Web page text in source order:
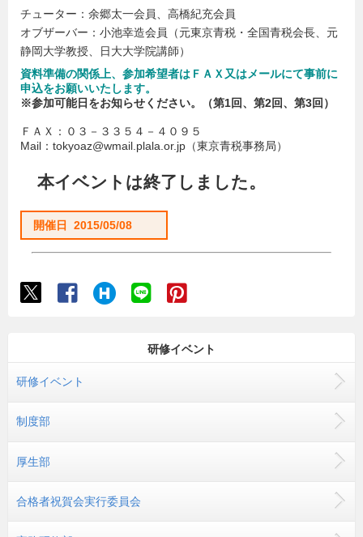
チューター：余郷太一会員、高橋紀充会員
オブザーバー：小池幸造会員（元東京青税・全国青税会長、元
静岡大学教授、日大大学院講師）
資料準備の関係上、参加希望者はＦＡＸ又はメールにて事前に
申込をお願いいたします。
※参加可能日をお知らせください。（第1回、第2回、第3回）
ＦＡＸ：０３－３３５４－４０９５
Mail：tokyoaz@wmail.plala.or.jp（東京青税事務局）
本イベントは終了しました。
開催日 2015/05/08
研修イベント
研修イベント
制度部
厚生部
合格者祝賀会実行委員会